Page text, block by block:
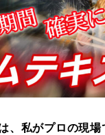
、私がプロの現場